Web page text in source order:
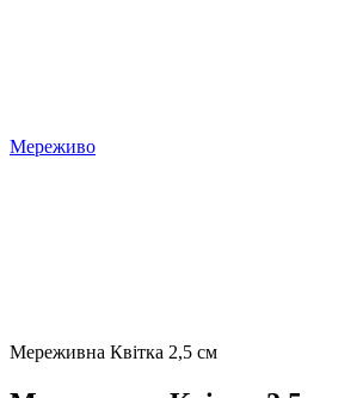
Мереживо
Мереживна Квітка 2,5 см